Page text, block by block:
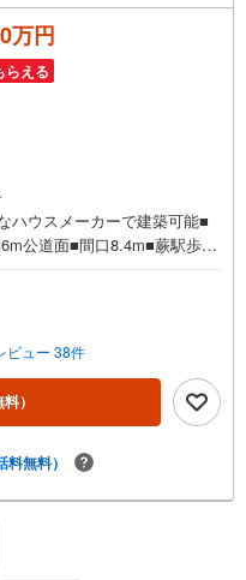
万円
らえる
ハウスメーカーで建築可能■
公道面■間口8.4m■蕨駅歩3
）こちらの時間帯はお電話
ご案内できますぜひお気軽
イフソリューションズグル
金利〔一例〕東宝ハウス
全期間引下げプラン⇒住宅ロー
％》と某信用金庫金利1.27
で（審査・要件があります）
応ライフプランニング、か
ビュー 38件
料）
料無料）